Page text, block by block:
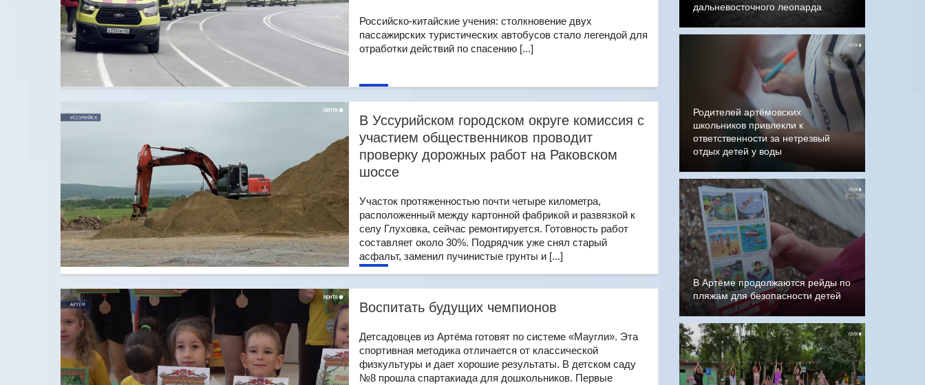
Российско-китайские учения: столкновение двух
пассажирских туристических автобусов стало легендой для
отработки действий по спасению [...]
В Уссурийском городском округе комиссия с
участием общественников проводит
проверку дорожных работ на Раковском
шоссе
Участок протяженностью почти четыре километра,
расположенный между картонной фабрикой и развязкой к
селу Глуховка, сейчас ремонтируется. Готовность работ
составляет около 30%. Подрядчик уже снял старый
асфальт, заменил пучинистые грунты и [...]
Воспитать будущих чемпионов
Детсадовцев из Артёма готовят по системе «Маугли». Эта
спортивная методика отличается от классической
физкультуры и дает хорошие результаты. В детском саду
№8 прошла спартакиада для дошкольников. Первые
дальневосточного леопарда
Родителей артёмовских
школьников привлекли к
ответственности за нетрезвый
отдых детей у воды
В Артёме продолжаются рейды по
пляжам для безопасности детей